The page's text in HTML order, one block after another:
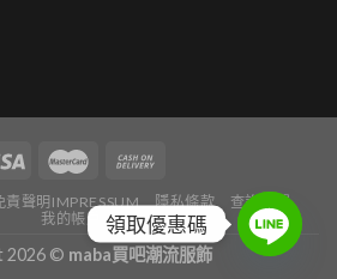
責聲明IMPRESSUM 隱私條款
查詢訂單
我的帳戶
2026 © maba買吧潮流服飾
領取優惠碼